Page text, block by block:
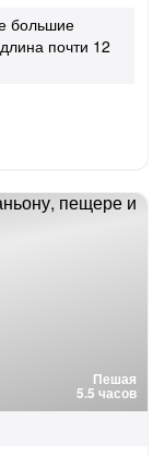
большие
почти 12
Пешая
5.5 часов